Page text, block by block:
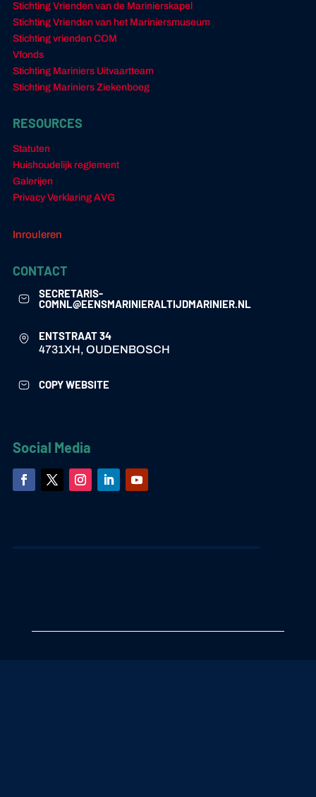
Stichting Vrienden van de Marinierskapel
Stichting Vrienden van het Mariniersmuseum
Stichting vrienden COM
Vfonds
Stichting Mariniers Uitvaartteam
Stichting Mariniers Ziekenboeg
RESOURCES
Statuten
Huishoudelijk reglement
Galerijen
Privacy Verklaring AVG
Inrouleren
CONTACT
SECRETARIS-
COMNL@EENSMARINIERALTIJDMARINIER.NL
ENTSTRAAT 34
4731XH, OUDENBOSCH
COPY WEBSITE
Social Media